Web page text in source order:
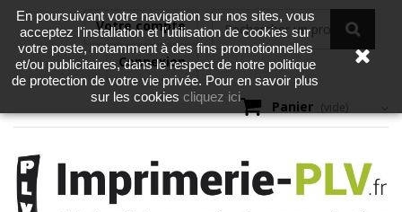
Votre compte
Connexion
Panier (vide)
En poursuivant votre navigation sur nos sites, vous
acceptez l'installation et l'utilisation de cookies sur
votre poste, notamment à des fins promotionnelles
et/ou publicitaires, dans le respect de notre politique
de protection de votre vie privée. Pour en savoir plus
sur les cookies cliquez ici